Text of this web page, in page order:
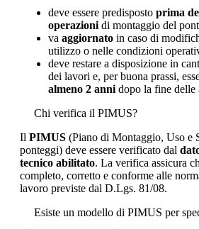
deve essere predisposto prima
operazioni di montaggio del
va aggiornato in caso di
utilizzo o nelle condizioni
deve restare a disposizione in
dei lavori e, per buona prassi,
almeno 2 anni dopo la fine delle
Chi verifica il PIMUS?
Il PIMUS (Piano di Montaggio, Uso e
ponteggi) deve essere verificato dal
tecnico abilitato. La verifica assicura
completo, corretto e conforme alle
lavoro previste dal D.Lgs. 81/08.
Esiste un modello di PIMUS per